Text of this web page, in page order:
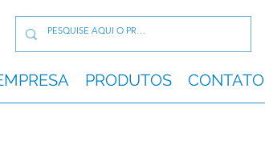
PRODUTOS CONTATO